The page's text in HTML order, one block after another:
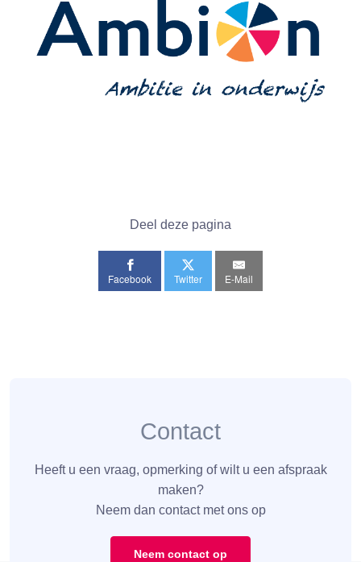
Deel deze pagina
Facebook Twitter E-Mail
Contact
Heeft u een vraag, opmerking of wilt u een afspraak
maken?
Neem dan contact met ons op
Neem contact op